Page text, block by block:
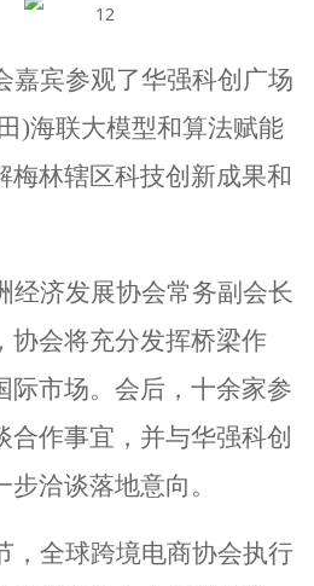
嘉宾参观了华强科创广场
)海联大模型和算法赋能
梅林辖区科技创新成果和
经济发展协会常务副会长
协会将充分发挥桥梁作
际市场。会后，十余家参
合作事宜，并与华强科创
洽谈落地意向。
，全球跨境电商协会执行